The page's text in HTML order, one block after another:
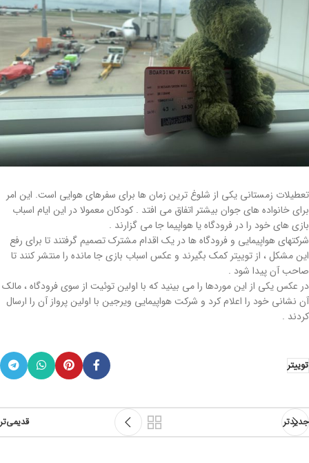
تعطیلات زمستانی یکی از شلوغ ترین زمان ها برای سفرهای هوایی است. این امر
برای خانواده های جوان بیشتر اتفاق می افتد . کودکان معمولا در این ایام اسباب
بازی های خود را در فرودگاه یا هواپیما جا می گزارند .
شرکتهای هواپیمایی و فرودگاه ها در یک اقدام مشترک تصمیم گرفتند تا برای رفع
این مشکل ، از توییتر کمک بگیرند و عکس اسباب بازی جا مانده را منتشر کنند تا
صاحب آن پیدا شود .
در عکس یکی از این موردها را می بینید که با اولین توئیت از سوی فرودگاه ، مالک
آن نشانی خود را اعلام کرد و شرکت هواپیمایی ویرجین با اولین پرواز آن را ارسال
کردند .
توییتر
جدیدتر قدیمی‌تر